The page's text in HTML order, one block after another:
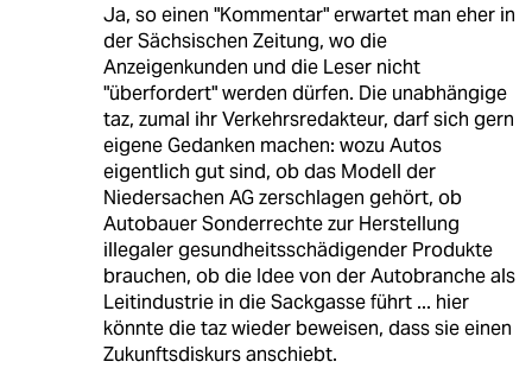
Ja, so einen "Kommentar" erwartet man eher in
der Sächsischen Zeitung, wo die
Anzeigenkunden und die Leser nicht
"überfordert" werden dürfen. Die unabhängige
taz, zumal ihr Verkehrsredakteur, darf sich gern
eigene Gedanken machen: wozu Autos
eigentlich gut sind, ob das Modell der
Niedersachen AG zerschlagen gehört, ob
Autobauer Sonderrechte zur Herstellung
illegaler gesundheitsschädigender Produkte
brauchen, ob die Idee von der Autobranche als
Leitindustrie in die Sackgasse führt ... hier
könnte die taz wieder beweisen, dass sie einen
Zukunftsdiskurs anschiebt.